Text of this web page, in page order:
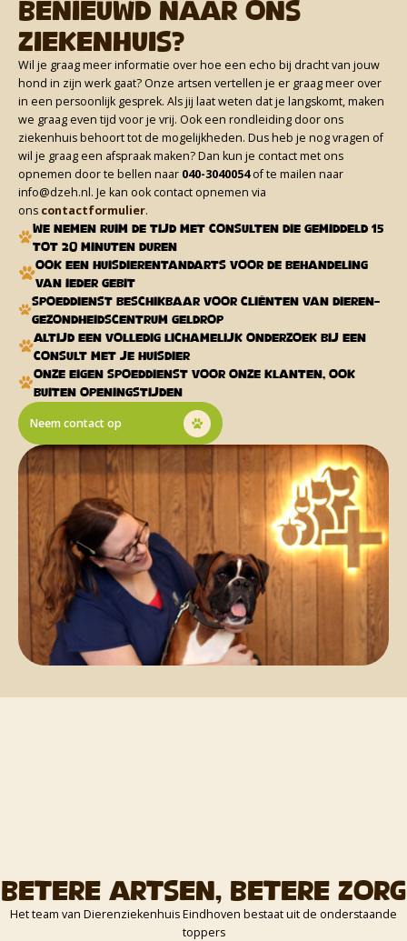
Benieuwd naar ons
ziekenhuis?
Wil je graag meer informatie over hoe een echo bij dracht van jouw
hond in zijn werk gaat? Onze artsen vertellen je er graag meer over
in een persoonlijk gesprek. Als jij laat weten dat je langskomt, maken
we graag even tijd voor je vrij. Ook een rondleiding door ons
ziekenhuis behoort tot de mogelijkheden. Dus heb je nog vragen of
wil je graag een afspraak maken? Dan kun je contact met ons
opnemen door te bellen naar 040-3040054of te mailen naar
info@dzeh.nl. Je kan ook contact opnemen via
ons contactformulier.
We nemen ruim de tijd met consulten die gemiddeld 15
tot 20 minuten duren
Ook een Huisdierentandarts voor de behandeling
van ieder gebit
Spoeddienst beschikbaar voor cliënten van Dieren-
gezondheidscentrum Geldrop
Altijd een volledig lichamelijk onderzoek bij een
consult met je huisdier
Onze eigen spoeddienst voor onze klanten, ook
buiten openingstijden
Neem contact op
Betere artsen, betere zorg
Het team van Dierenziekenhuis Eindhoven bestaat uit de onderstaande
toppers